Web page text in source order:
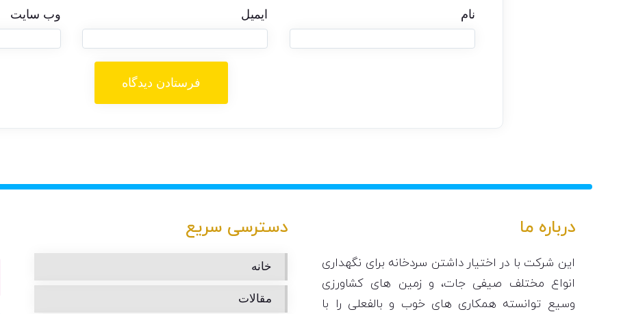
نام ایمیل وب‌ سایت
درباره ما
این شرکت با در اختیار داشتن سردخانه برای نگهداری
انواع مختلف صیفی جات، و زمین های کشاورزی
وسیع توانسته همکاری های خوب و بالفعلی را با
دسترسی سریع
خانه
مقالات